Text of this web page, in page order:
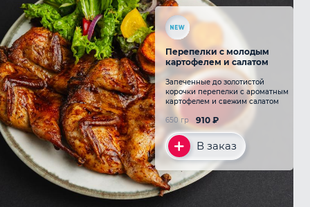
Перепелки с молодым
картофелем и салатом
Запеченные до золотистой
корочки перепелки с ароматным
картофелем и свежим салатом
910 ₽
650 гр
В заказ